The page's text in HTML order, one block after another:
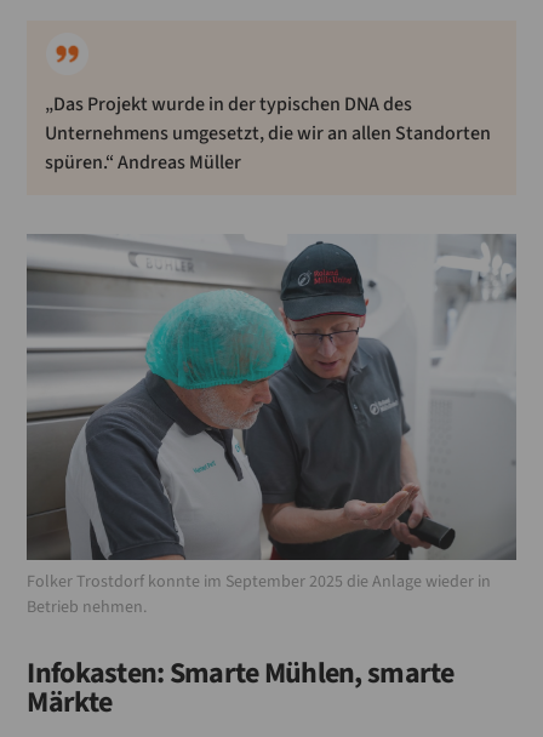
„Das Projekt wurde in der typischen DNA des
Unternehmens umgesetzt, die wir an allen Standorten
spüren.“ Andreas Müller
Folker Trostdorf konnte im September 2025 die Anlage wieder in
Betrieb nehmen.
Infokasten: Smarte Mühlen, smarte
Märkte